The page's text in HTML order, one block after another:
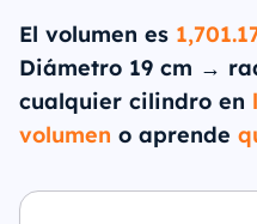
El volumen es
Diámetro 19 cm →
cualquier cilindro en
volumen o aprende